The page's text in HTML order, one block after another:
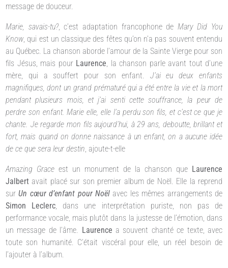
message de douceur.
Marie, savais-tu?, c’est adaptation francophone de Mary Did You
Know, qui est un classique des fêtes qu’on n’a pas souvent entendu
au Québec. La chanson aborde l’amour de la Sainte Vierge pour son
fils Jésus, mais pour Laurence, la chanson parle avant tout d’une
mère, qui a souffert pour son enfant. J’ai eu deux enfants
magnifiques, dont un grand prématuré qui a été entre la vie et la mort
pendant plusieurs mois, et j’ai senti cette souffrance, la peur de
perdre son enfant. Marie elle, elle l’a perdu son fils, et c’est ce que je
chante. Je regarde mon fils aujourd’hui, à 29 ans, deboutte, brillant et
fort, mais quand on donne naissance à un enfant, on a aucune idée
de ce que sera leur destin, ajoute-t-elle
Amazing Grace est un monument de la chanson que Laurence
Jalbert avait placé sur son premier album de Noël. Elle la reprend
surUn cœur d’enfant pour Noël avec les mêmes arrangements de
Simon Leclerc, dans une interprétation puriste, non pas de
performance vocale, mais plutôt dans la justesse de l’émotion, dans
un message de l’âme. Laurence a souvent chanté ce texte, avec
toute son humanité. C’était viscéral pour elle, un réel besoin de
l’ajouter à l’album.